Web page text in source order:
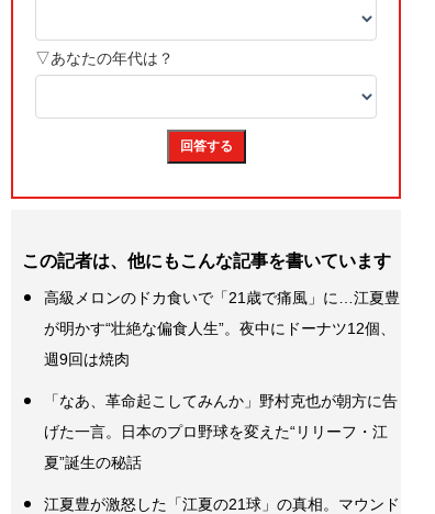
この記者は、他にもこんな記事を書いています
高級メロンのドカ食いで「21歳で痛風」に…江夏豊
が明かす“壮絶な偏食人生”。夜中にドーナツ12個、
週9回は焼肉
「なあ、革命起こしてみんか」野村克也が朝方に告
げた一言。日本のプロ野球を変えた“リリーフ・江
夏”誕生の秘話
江夏豊が激怒した「江夏の21球」の真相。マウンド